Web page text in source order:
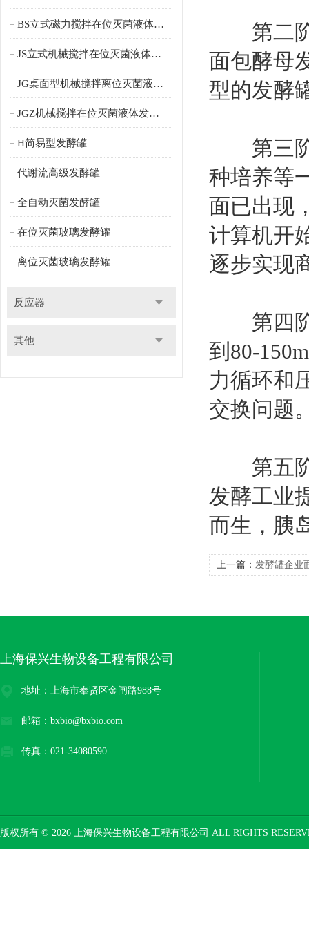
BS立式磁力搅拌在位灭菌液体发酵罐
JS立式机械搅拌在位灭菌液体发酵罐
JG桌面型机械搅拌离位灭菌液体发酵罐
JGZ机械搅拌在位灭菌液体发酵罐
H简易型发酵罐
代谢流高级发酵罐
全自动灭菌发酵罐
在位灭菌玻璃发酵罐
离位灭菌玻璃发酵罐
反应器
其他
第二阶
面包酵母
型的发酵
第三阶
种培养等
面已出现
计算机开
逐步实现
第四阶
到80-
力循环和
交换问题
第五阶
发酵工业
而生，胰
上一篇： 发酵罐企业
上海保兴生物设备工程有限公司
地址：上海市奉贤区金闸路988号
邮箱：bxbio@bxbio.com
传真：021-34080590
版权所有 © 2026 上海保兴生物设备工程有限公司 ALL RIGHTS